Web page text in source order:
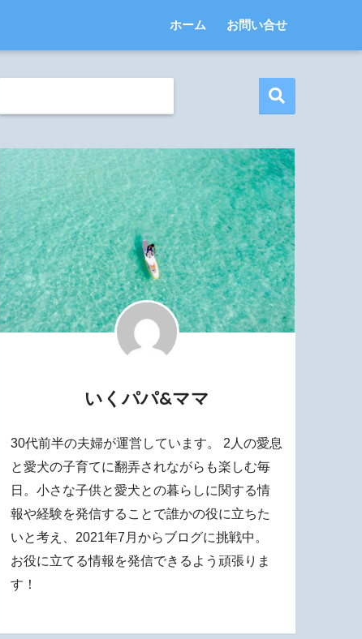
ホーム お問い合せ
いくパパ&ママ
30代前半の夫婦が運営しています。 2人の愛息
と愛犬の子育てに翻弄されながらも楽しむ毎
日。小さな子供と愛犬との暮らしに関する情
報や経験を発信することで誰かの役に立ちた
いと考え、2021年7月からブログに挑戦中。
お役に立てる情報を発信できるよう頑張りま
す！